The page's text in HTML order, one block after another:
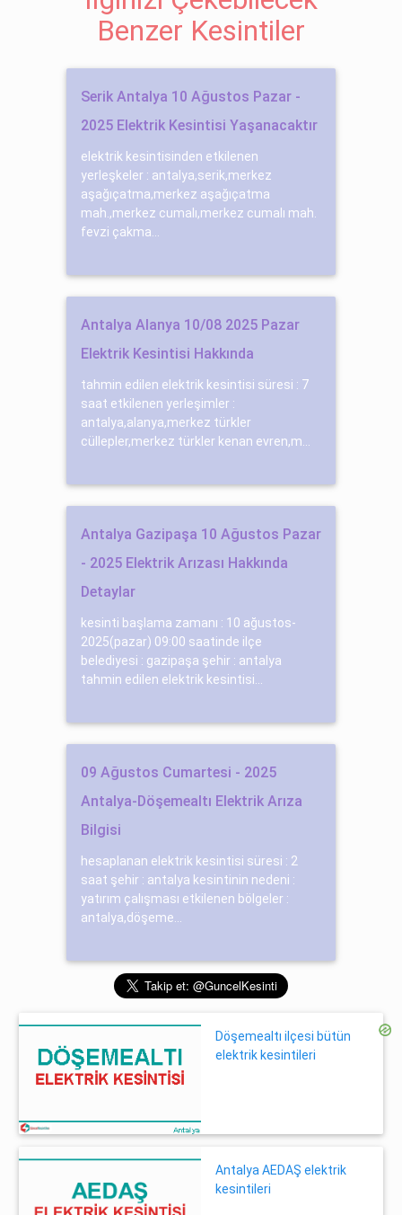
Benzer Kesintiler
Serik Antalya 10 Ağustos Pazar -
2025 Elektrik Kesintisi Yaşanacaktır
elektrik kesintisinden etkilenen
yerleşkeler : antalya,serik,merkez
aşağıçatma,merkez aşağıçatma
mah.,merkez cumalı,merkez cumalı mah.
fevzi çakma...
Antalya Alanya 10/08 2025 Pazar
Elektrik Kesintisi Hakkında
tahmin edilen elektrik kesintisi süresi : 7
saat etkilenen yerleşimler :
antalya,alanya,merkez türkler
cüllepler,merkez türkler kenan evren,m...
Antalya Gazipaşa 10 Ağustos Pazar
- 2025 Elektrik Arızası Hakkında
Detaylar
kesinti başlama zamanı : 10 ağustos-
2025(pazar) 09:00 saatinde ilçe
belediyesi : gazipaşa şehir : antalya
tahmin edilen elektrik kesintisi...
09 Ağustos Cumartesi - 2025
Antalya-Döşemealtı Elektrik Arıza
Bilgisi
hesaplanan elektrik kesintisi süresi : 2
saat şehir : antalya kesintinin nedeni :
yatırım çalışması etkilenen bölgeler :
antalya,döşeme...
Döşemealtı ilçesi bütün
elektrik kesintileri
Antalya AEDAŞ elektrik
kesintileri